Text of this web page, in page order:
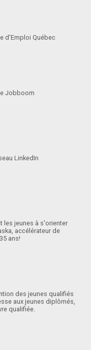
d'Emploi Québec
Jobboom
LinkedIn
les jeunes à s'orienter
accélérateur de
ans!
des jeunes qualifiés
aux jeunes diplômés,
qualifiée.